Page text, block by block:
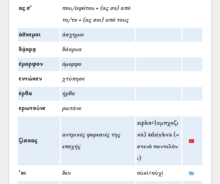
ας σ’
που/αφότου • (ας σο) από
το/τα • (ας σοι) από τους
άσ̌κεμοι άσχημοι
δά̤κρα̤ δάκρυα
έμορφον όμορφο
εντώκεν χτύπησε
έρθα ήρθα
ερωτούνε ρωτάνε
ζίπκας
αντρικές φορεσιές της
εποχής
zıpka<(αμπχαζι
κά) adziykva (=
στενό παντελόν
ι)
’κι δεν οὐκί<οὐχί